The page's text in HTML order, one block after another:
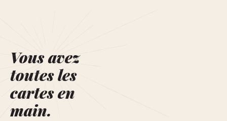
Vous avez
toutes les
cartes en
main.